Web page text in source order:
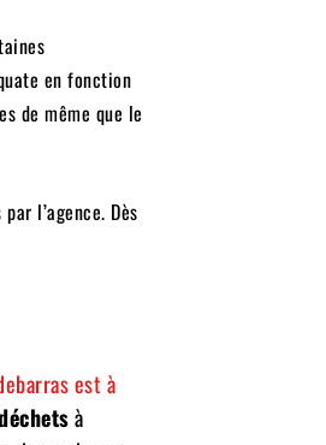
en fonction
de même que le
l’agence. Dès
est à
à